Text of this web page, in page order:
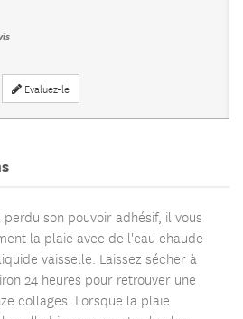
Evaluez-le
son pouvoir adhésif, il vous
la plaie avec de l'eau chaude
vaisselle. Laissez sécher à
24 heures pour retrouver une
collages. Lorsque la plaie